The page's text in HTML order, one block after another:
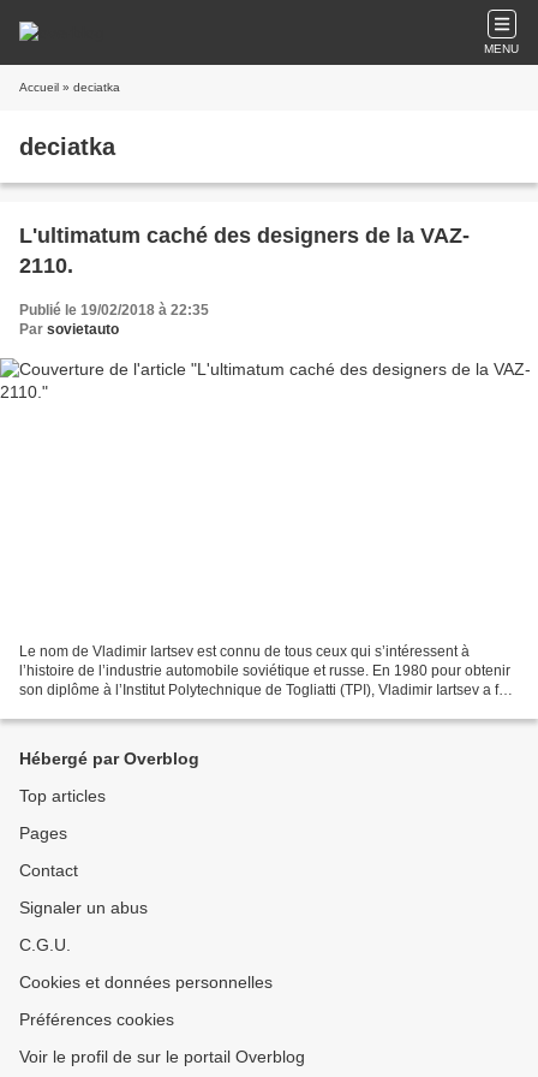
MENU
Accueil » deciatka
deciatka
L'ultimatum caché des designers de la VAZ-
2110.
Publié le 19/02/2018 à 22:35
Par sovietauto
Le nom de Vladimir Iartsev est connu de tous ceux qui s’intéressent à
l’histoire de l’industrie automobile soviétique et russe. En 1980 pour obtenir
son diplôme à l’Institut Polytechnique de Togliatti (TPI), Vladimir Iartsev a fait
Hébergé par Overblog
Top articles
Pages
Contact
Signaler un abus
C.G.U.
Cookies et données personnelles
Préférences cookies
Voir le profil de sur le portail Overblog